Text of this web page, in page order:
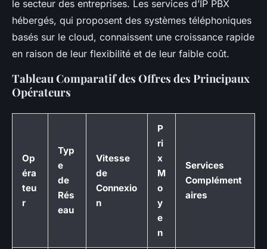
le secteur des entreprises. Les services d’IP PBX
hébergés, qui proposent des systèmes téléphoniques
basés sur le cloud, connaissent une croissance rapide
en raison de leur flexibilité et de leur faible coût.
Tableau Comparatif des Offres des Principaux
Opérateurs
Op
éra
teu
r
Typ
e
de
Rés
eau
Vitesse
de
Connexio
n
P
ri
x
M
o
y
e
n
Services
Complément
aires